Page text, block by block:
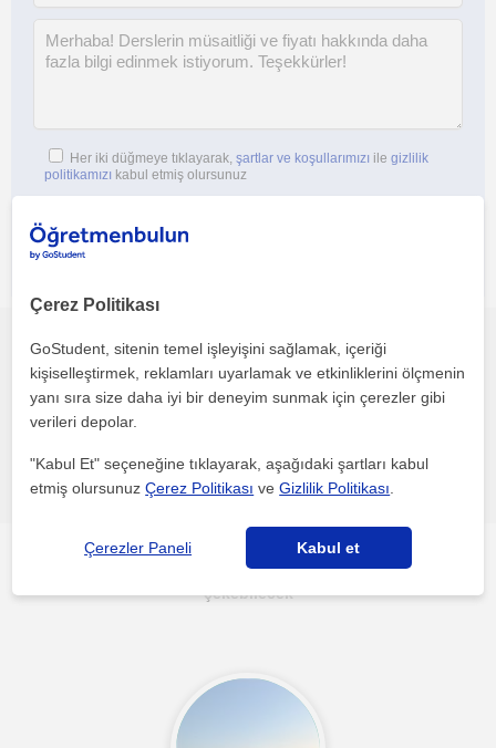
Her iki düğmeye tıklayarak, şartlar ve koşullarımızı ile gizlilik
politikamızı kabul etmiş olursunuz
Bu profili paylaş veya e-posta ile gönder
Hata bildir
Çorlu (Tekirdag)'daki diğer Matematik öğretmenleri ilgini
çekebilecek
Çerez Politikası
GoStudent, sitenin temel işleyişini sağlamak, içeriği
kişiselleştirmek, reklamları uyarlamak ve etkinliklerini ölçmenin
yanı sıra size daha iyi bir deneyim sunmak için çerezler gibi
verileri depolar.
"Kabul Et" seçeneğine tıklayarak, aşağıdaki şartları kabul
etmiş olursunuzÇerez Politikası veGizlilik Politikası
Çerezler Paneli Kabul et